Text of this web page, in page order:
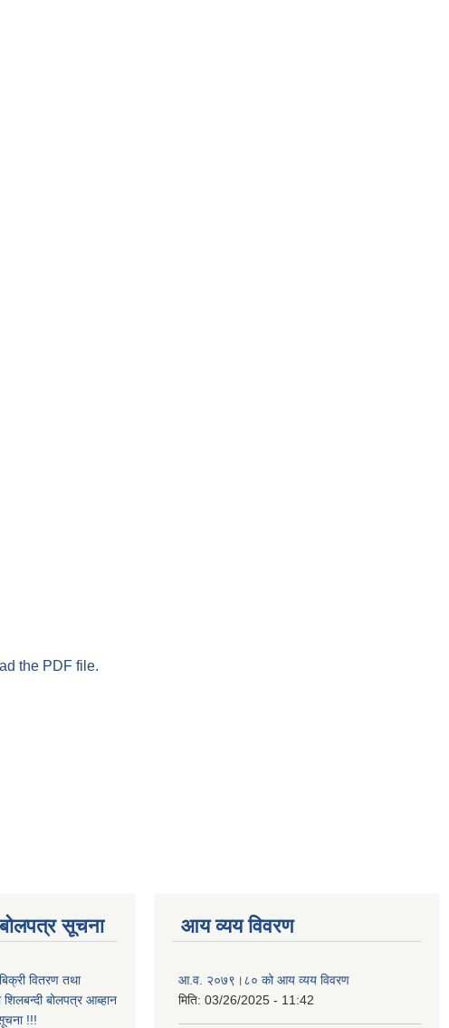
the PDF file.
सूचना
वितरण तथा
शिलबन्दी बोलपत्र आब्हान
!!!
आय व्यय विवरण
आ.व. २०७९।८० को आय व्यय विवरण
मिति: 03/26/2025 - 11:42